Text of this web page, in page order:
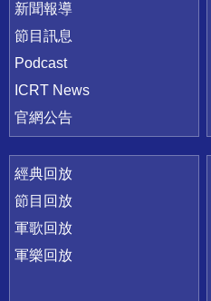
新聞報導
節目訊息
Podcast
ICRT News
官網公告
經典回放
節目回放
軍歌回放
軍樂回放